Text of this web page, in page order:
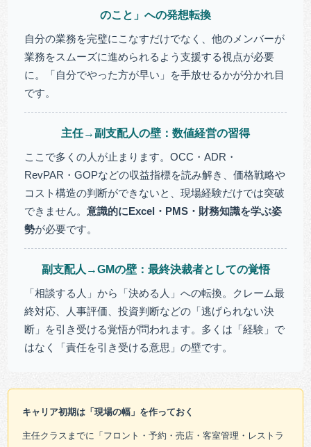
のこと」への発想転換
自分の業務を完璧にこなすだけでなく、他のメンバーが
業務をスムーズに進められるよう支援する視点が必要
に。「自分でやった方が早い」を手放せるかが分かれ目
です。
主任→副支配人の壁：数値経営の習得
ここで多くの人が止まります。OCC・ADR・
RevPAR・GOPなどの収益指標を読み解き、価格戦略や
コスト構造の判断ができないと、現場経験だけでは突破
できません。意識的にExcel・PMS・財務知識を学ぶ姿
勢が必要です。
副支配人→GMの壁：最終決裁者としての覚悟
「相談する人」から「決める人」への転換。クレーム最
終対応、人事評価、投資判断などの「逃げられない決
断」を引き受ける覚悟が問われます。多くは「経験」で
はなく「責任を引き受ける意思」の壁です。
キャリア初期は「現場の幅」を作っておく
主任クラスまでに「フロント・予約・売店・客室管理・レストラ